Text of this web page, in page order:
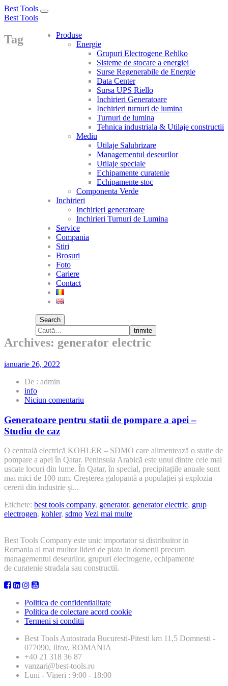
Best Tools
Toggle
Best Tools
Produse
Energie
Grupuri Electrogene Rehlko
Sisteme de stocare a energiei
Surse Regenerabile de Energie
Data Center
Sursa UPS Riello
Inchirieri Generatoare
Inchirieri turnuri de lumina
Turnuri de lumina
Tehnica industriala & Utilaje constructii
Mediu
Utilaje Salubrizare
Managementul deseurilor
Utilaje speciale
Echipamente curatenie
Echipamente stoc
Componenta Verde
Inchirieri
Inchirieri generatoare
Inchirieri Turnuri de Lumina
Service
Compania
Stiri
Brosuri
Foto
Cariere
Contact
Search
trimite
Tag
Archives: generator electric
ianuarie 26, 2022
De : admin
info
Niciun comentariu
pentru
statii
a
apei
–
Studiu
Generatoare pentru statii de pompare a apei –
Studiu de caz
O centrală electrică KOHLER – SDMO care alimentează o stație de
pompare a apei în Qatar. Peninsula Arabică este unul dintre cele mai
uscate locuri din lume. În Qatar, în special, precipitațiile anuale sunt
mai mici de 100 mm. Creșterea galopantă a populației și explozia
cererii din industrie și...
Etichete: best tools company, generator, generator electric, grup
electrogen, kohler, sdmo Vezi mai multe
Best Tools Company este unic importator si distribuitor in
Romania al mai multor lideri de piata in domenii precum
managementul deseurilor, grupuri electrogene, echipamente
de curatenie stradala sau constructii.
Politica de confidentialitate
Politica de colectare acord cookie
Termeni si conditii
Best Tools Autostrada Bucuresti-Pitesti km 11,5 Domnesti -
077090, Ilfov, ROMANIA
+40 21 318 36 87
vanzari@best-tools.ro
Luni - Vineri : 9:00 - 18:00